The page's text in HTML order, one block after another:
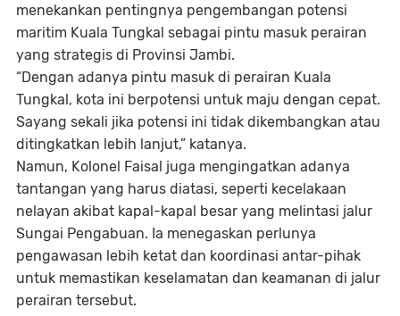
menekankan pentingnya pengembangan potensi
maritim Kuala Tungkal sebagai pintu masuk perairan
yang strategis di Provinsi Jambi.
“Dengan adanya pintu masuk di perairan Kuala
Tungkal, kota ini berpotensi untuk maju dengan cepat.
Sayang sekali jika potensi ini tidak dikembangkan atau
ditingkatkan lebih lanjut,” katanya.
Namun, Kolonel Faisal juga mengingatkan adanya
tantangan yang harus diatasi, seperti kecelakaan
nelayan akibat kapal-kapal besar yang melintasi jalur
Sungai Pengabuan. Ia menegaskan perlunya
pengawasan lebih ketat dan koordinasi antar-pihak
untuk memastikan keselamatan dan keamanan di jalur
perairan tersebut.